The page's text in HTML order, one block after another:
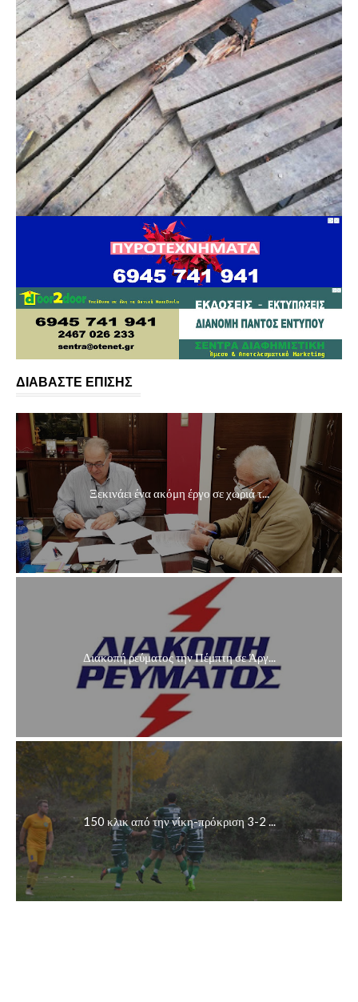
ΔΙΑΒΑΣΤΕ ΕΠΙΣΗΣ
Ξεκινάει ένα ακόμη έργο σε χωριά τ...
Διακοπή ρεύματος την Πέμπτη σε Άργ...
150 κλικ από την νίκη-πρόκριση 3-2 ...